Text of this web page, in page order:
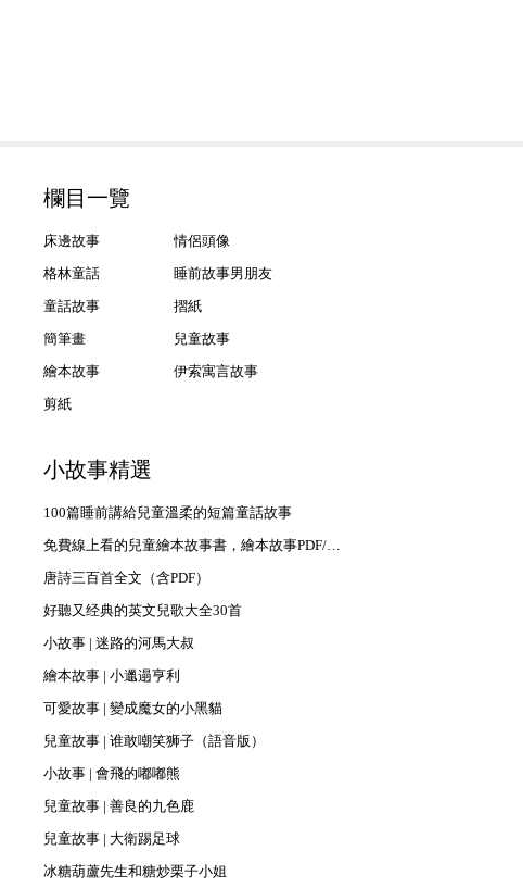
欄目一覽
床邊故事
情侶頭像
格林童話
睡前故事男朋友
童話故事
摺紙
簡筆畫
兒童故事
繪本故事
伊索寓言故事
剪紙
小故事精選
100篇睡前講給兒童溫柔的短篇童話故事
免費線上看的兒童繪本故事書，繪本故事PDF/PPT下載
唐詩三百首全文（含PDF）
好聽又经典的英文兒歌大全30首
小故事 | 迷路的河馬大叔
繪本故事 | 小邋遢亨利
可愛故事 | 變成魔女的小黑貓
兒童故事 | 谁敢嘲笑狮子（語音版）
小故事 | 會飛的嘟嘟熊
兒童故事 | 善良的九色鹿
兒童故事 | 大衛踢足球
冰糖葫蘆先生和糖炒栗子小姐